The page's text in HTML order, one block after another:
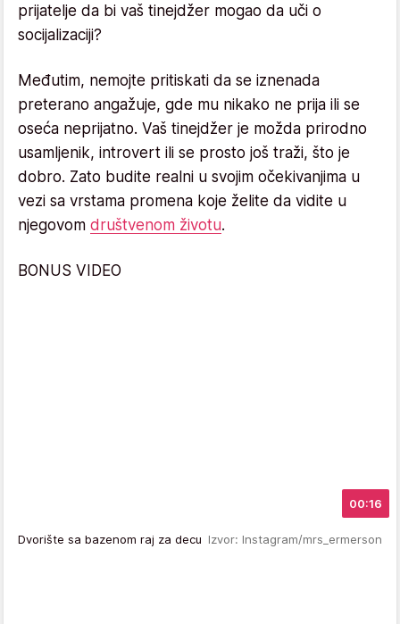
prijatelje da bi vaš tinejdžer mogao da uči o
socijalizaciji?
Međutim, nemojte pritiskati da se iznenada
preterano angažuje, gde mu nikako ne prija ili se
oseća neprijatno. Vaš tinejdžer je možda prirodno
usamljenik, introvert ili se prosto još traži, što je
dobro. Zato budite realni u svojim očekivanjima u
vezi sa vrstama promena koje želite da vidite u
njegovom društvenom životu.
BONUS VIDEO
00:16
Dvorište sa bazenom raj za decu Izvor: Instagram/mrs_ermerson